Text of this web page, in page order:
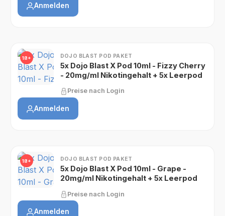
Anmelden
18+ DOJO BLAST POD PAKET
5x Dojo Blast X Pod 10ml - Fizzy Cherry
- 20mg/ml Nikotingehalt + 5x Leerpod
Preise nach Login
Anmelden
18+ DOJO BLAST POD PAKET
5x Dojo Blast X Pod 10ml - Grape -
20mg/ml Nikotingehalt + 5x Leerpod
Preise nach Login
Anmelden